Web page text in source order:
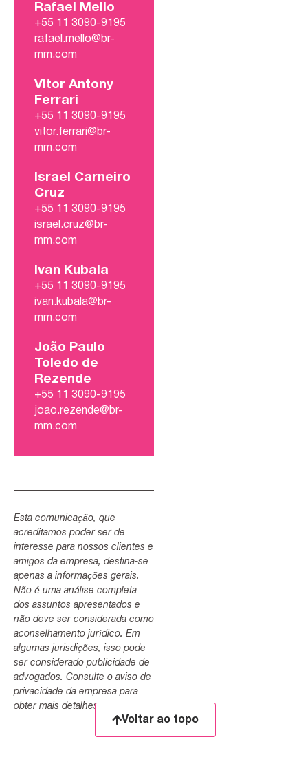
Rafael Mello
+55 11 3090-9195
rafael.mello@br-
mm.com
Vitor Antony
Ferrari
+55 11 3090-9195
vitor.ferrari@br-
mm.com
Israel Carneiro
Cruz
+55 11 3090-9195
israel.cruz@br-
mm.com
Ivan Kubala
+55 11 3090-9195
ivan.kubala@br-
mm.com
João Paulo
Toledo de
Rezende
+55 11 3090-9195
joao.rezende@br-
mm.com
Esta comunicação, que
acreditamos poder ser de
interesse para nossos clientes e
amigos da empresa, destina-se
apenas a informações gerais.
Não é uma análise completa
dos assuntos apresentados e
não deve ser considerada como
aconselhamento jurídico. Em
algumas jurisdições, isso pode
ser considerado publicidade de
advogados. Consulte o aviso de
privacidade da empresa para
obter mais detalhes.
Voltar ao topo